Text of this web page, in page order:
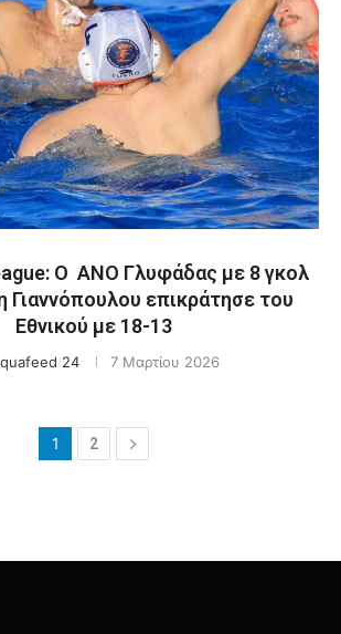
Ο ΑΝΟ Γλυφάδας με 8 γκολ
Γιαννόπουλου επικράτησε του
Εθνικού με 18-13
24 7 Μαρτίου 2026
1 2